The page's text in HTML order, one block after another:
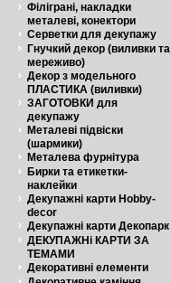
Філіграні, накладки
металеві, конектори
Серветки для декупажу
Гнучкий декор (виливки та
мереживо)
Декор з модельного
ПЛАСТИКА (виливки)
ЗАГОТОВКИ для
декупажу
Металеві підвіски
(шармики)
Металева фурнітура
Бирки та етикетки-
наклейки
Декупажні карти Hobby-
decor
Декупажні карти Декопарк
ДЕКУПАЖНі КАРТИ ЗА
ТЕМАМИ
Декоративні елементи